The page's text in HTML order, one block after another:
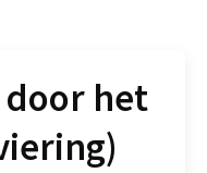
door het